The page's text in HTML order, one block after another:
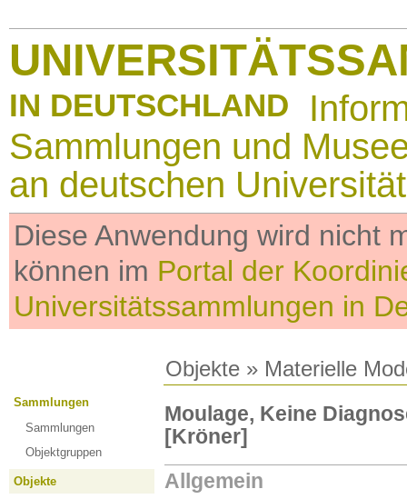
IN DEUTSCHLAND
Sammlungen und
an deutschen
Diese Anwendung wird nicht
können im Portal der
Universitätssammlungen in
Objekte » Materielle
Sammlungen
Sammlungen
Objektgruppen
Objekte
Moulage, Keine
[Kröner]
Allgemein